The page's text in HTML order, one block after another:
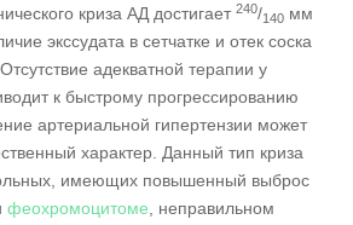
криза АД достигает 240/140 мм
экссудата в сетчатке и отек соска
адекватной терапии у
к быстрому прогрессированию
артериальной гипертензии может
характер. Данный тип криза
имеющих повышенный выброс
феохромоцитоме, неправильном